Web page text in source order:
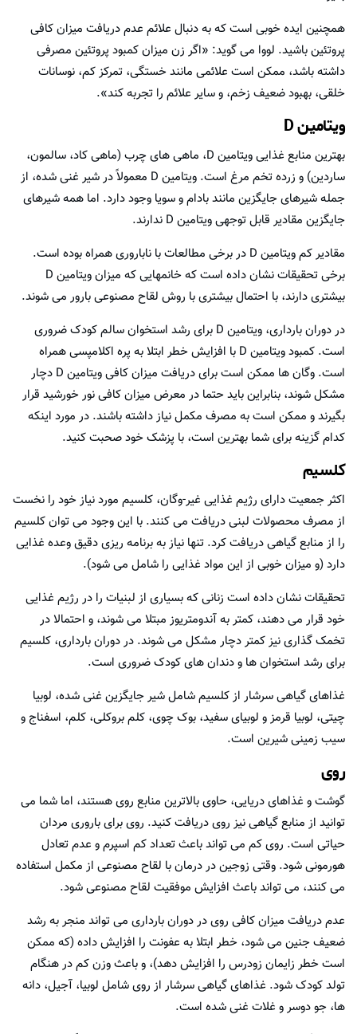
همچنین ایده خوبی است که به دنبال علائم عدم دریافت میزان کافی
پروتئین باشید. لووا می گوید: «اگر زن میزان کمبود پروتئین مصرفی
داشته باشد، ممکن است علائمی مانند خستگی، تمرکز کم، نوسانات
خلقی، بهبود ضعیف زخم، و سایر علائم را تجربه کند».
ویتامین D
بهترین منابع غذایی ویتامین D، ماهی های چرب (ماهی کاد، سالمون،
ساردین) و زرده تخم مرغ است. ویتامین D معمولاً در شیر غنی شده، از
جمله شیرهای جایگزین مانند بادام و سویا وجود دارد. اما همه شیرهای
جایگزین مقادیر قابل توجهی ویتامین D ندارند.
مقادیر کم ویتامین D در برخی مطالعات با ناباروری همراه بوده است.
برخی تحقیقات نشان داده است که خانمهایی که میزان ویتامین D
بیشتری دارند، با احتمال بیشتری با روش لقاح مصنوعی بارور می شوند.
در دوران بارداری، ویتامین D برای رشد استخوان سالم کودک ضروری
است. کمبود ویتامین D با افزایش خطر ابتلا به پره اکلامپسی همراه
است. وگان ها ممکن است برای دریافت میزان کافی ویتامین D دچار
مشکل شوند، بنابراین باید حتما در معرض میزان کافی نور خورشید قرار
بگیرند و ممکن است به مصرف مکمل نیاز داشته باشند. در مورد اینکه
کدام گزینه برای شما بهترین است، با پزشک خود صحبت کنید.
کلسیم
اکثر جمعیت دارای رژیم غذایی غیر-وگان، کلسیم مورد نیاز خود را نخست
از مصرف محصولات لبنی دریافت می کنند. با این وجود می توان کلسیم
را از منابع گیاهی دریافت کرد. تنها نیاز به برنامه ریزی دقیق وعده غذایی
دارد (و میزان خوبی از این مواد غذایی را شامل می شود).
تحقیقات نشان داده است زنانی که بسیاری از لبنیات را در رژیم غذایی
خود قرار می دهند، کمتر به آندومتریوز مبتلا می شوند، و احتمالا در
تخمک گذاری نیز کمتر دچار مشکل می شوند. در دوران بارداری، کلسیم
برای رشد استخوان ها و دندان های کودک ضروری است.
غذاهای گیاهی سرشار از کلسیم شامل شیر جایگزین غنی شده، لوبیا
چیتی، لوبیا قرمز و لوبیای سفید، بوک چوی، کلم بروکلی، کلم، اسفناج و
سیب زمینی شیرین است.
روی
گوشت و غذاهای دریایی، حاوی بالاترین منابع روی هستند، اما شما می
توانید از منابع گیاهی نیز روی دریافت کنید. روی برای باروری مردان
حیاتی است. روی کم می تواند باعث تعداد کم اسپرم و عدم تعادل
هورمونی شود. وقتی زوجین در درمان با لقاح مصنوعی از مکمل استفاده
می کنند، می تواند باعث افزایش موفقیت لقاح مصنوعی شود.
عدم دریافت میزان کافی روی در دوران بارداری می تواند منجر به رشد
ضعیف جنین می شود، خطر ابتلا به عفونت را افزایش داده (که ممکن
است خطر زایمان زودرس را افزایش دهد)، و باعث وزن کم در هنگام
تولد کودک شود. غذاهای گیاهی سرشار از روی شامل لوبیا، آجیل، دانه
ها، جو دوسر و غلات غنی شده است.